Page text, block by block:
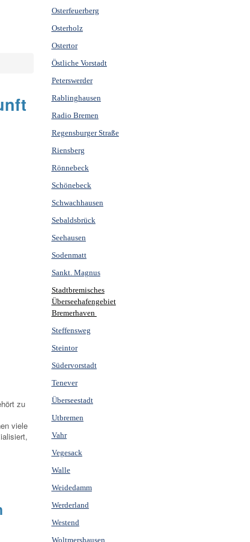
zu
viele
Osterfeuerberg
Osterholz
Ostertor
Östliche Vorstadt
Peterswerder
Rablinghausen
Radio Bremen
Regensburger Straße
Riensberg
Rönnebeck
Schönebeck
Schwachhausen
Sebaldsbrück
Seehausen
Sodenmatt
Sankt. Magnus
Stadtbremisches
Überseehafengebiet
Bremerhaven
Steffensweg
Steintor
Südervorstadt
Tenever
Überseestadt
Utbremen
Vahr
Vegesack
Walle
Weidedamm
Werderland
Westend
Woltmershausen